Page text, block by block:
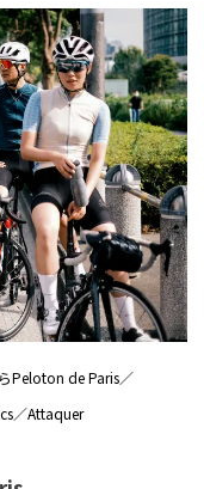
Peloton de Paris／
／Attaquer